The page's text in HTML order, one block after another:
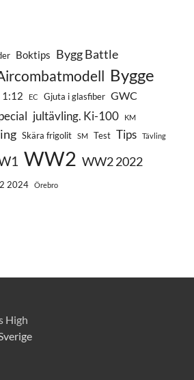
Boktips Bygg Battle
Bygge
1:12 EC Gjuta i glasfiber GWC
jultävling. Ki-100 KM
Skära frigolit SM Test Tips Tävling
WW2 WW2 2022
2024 Örebro
High